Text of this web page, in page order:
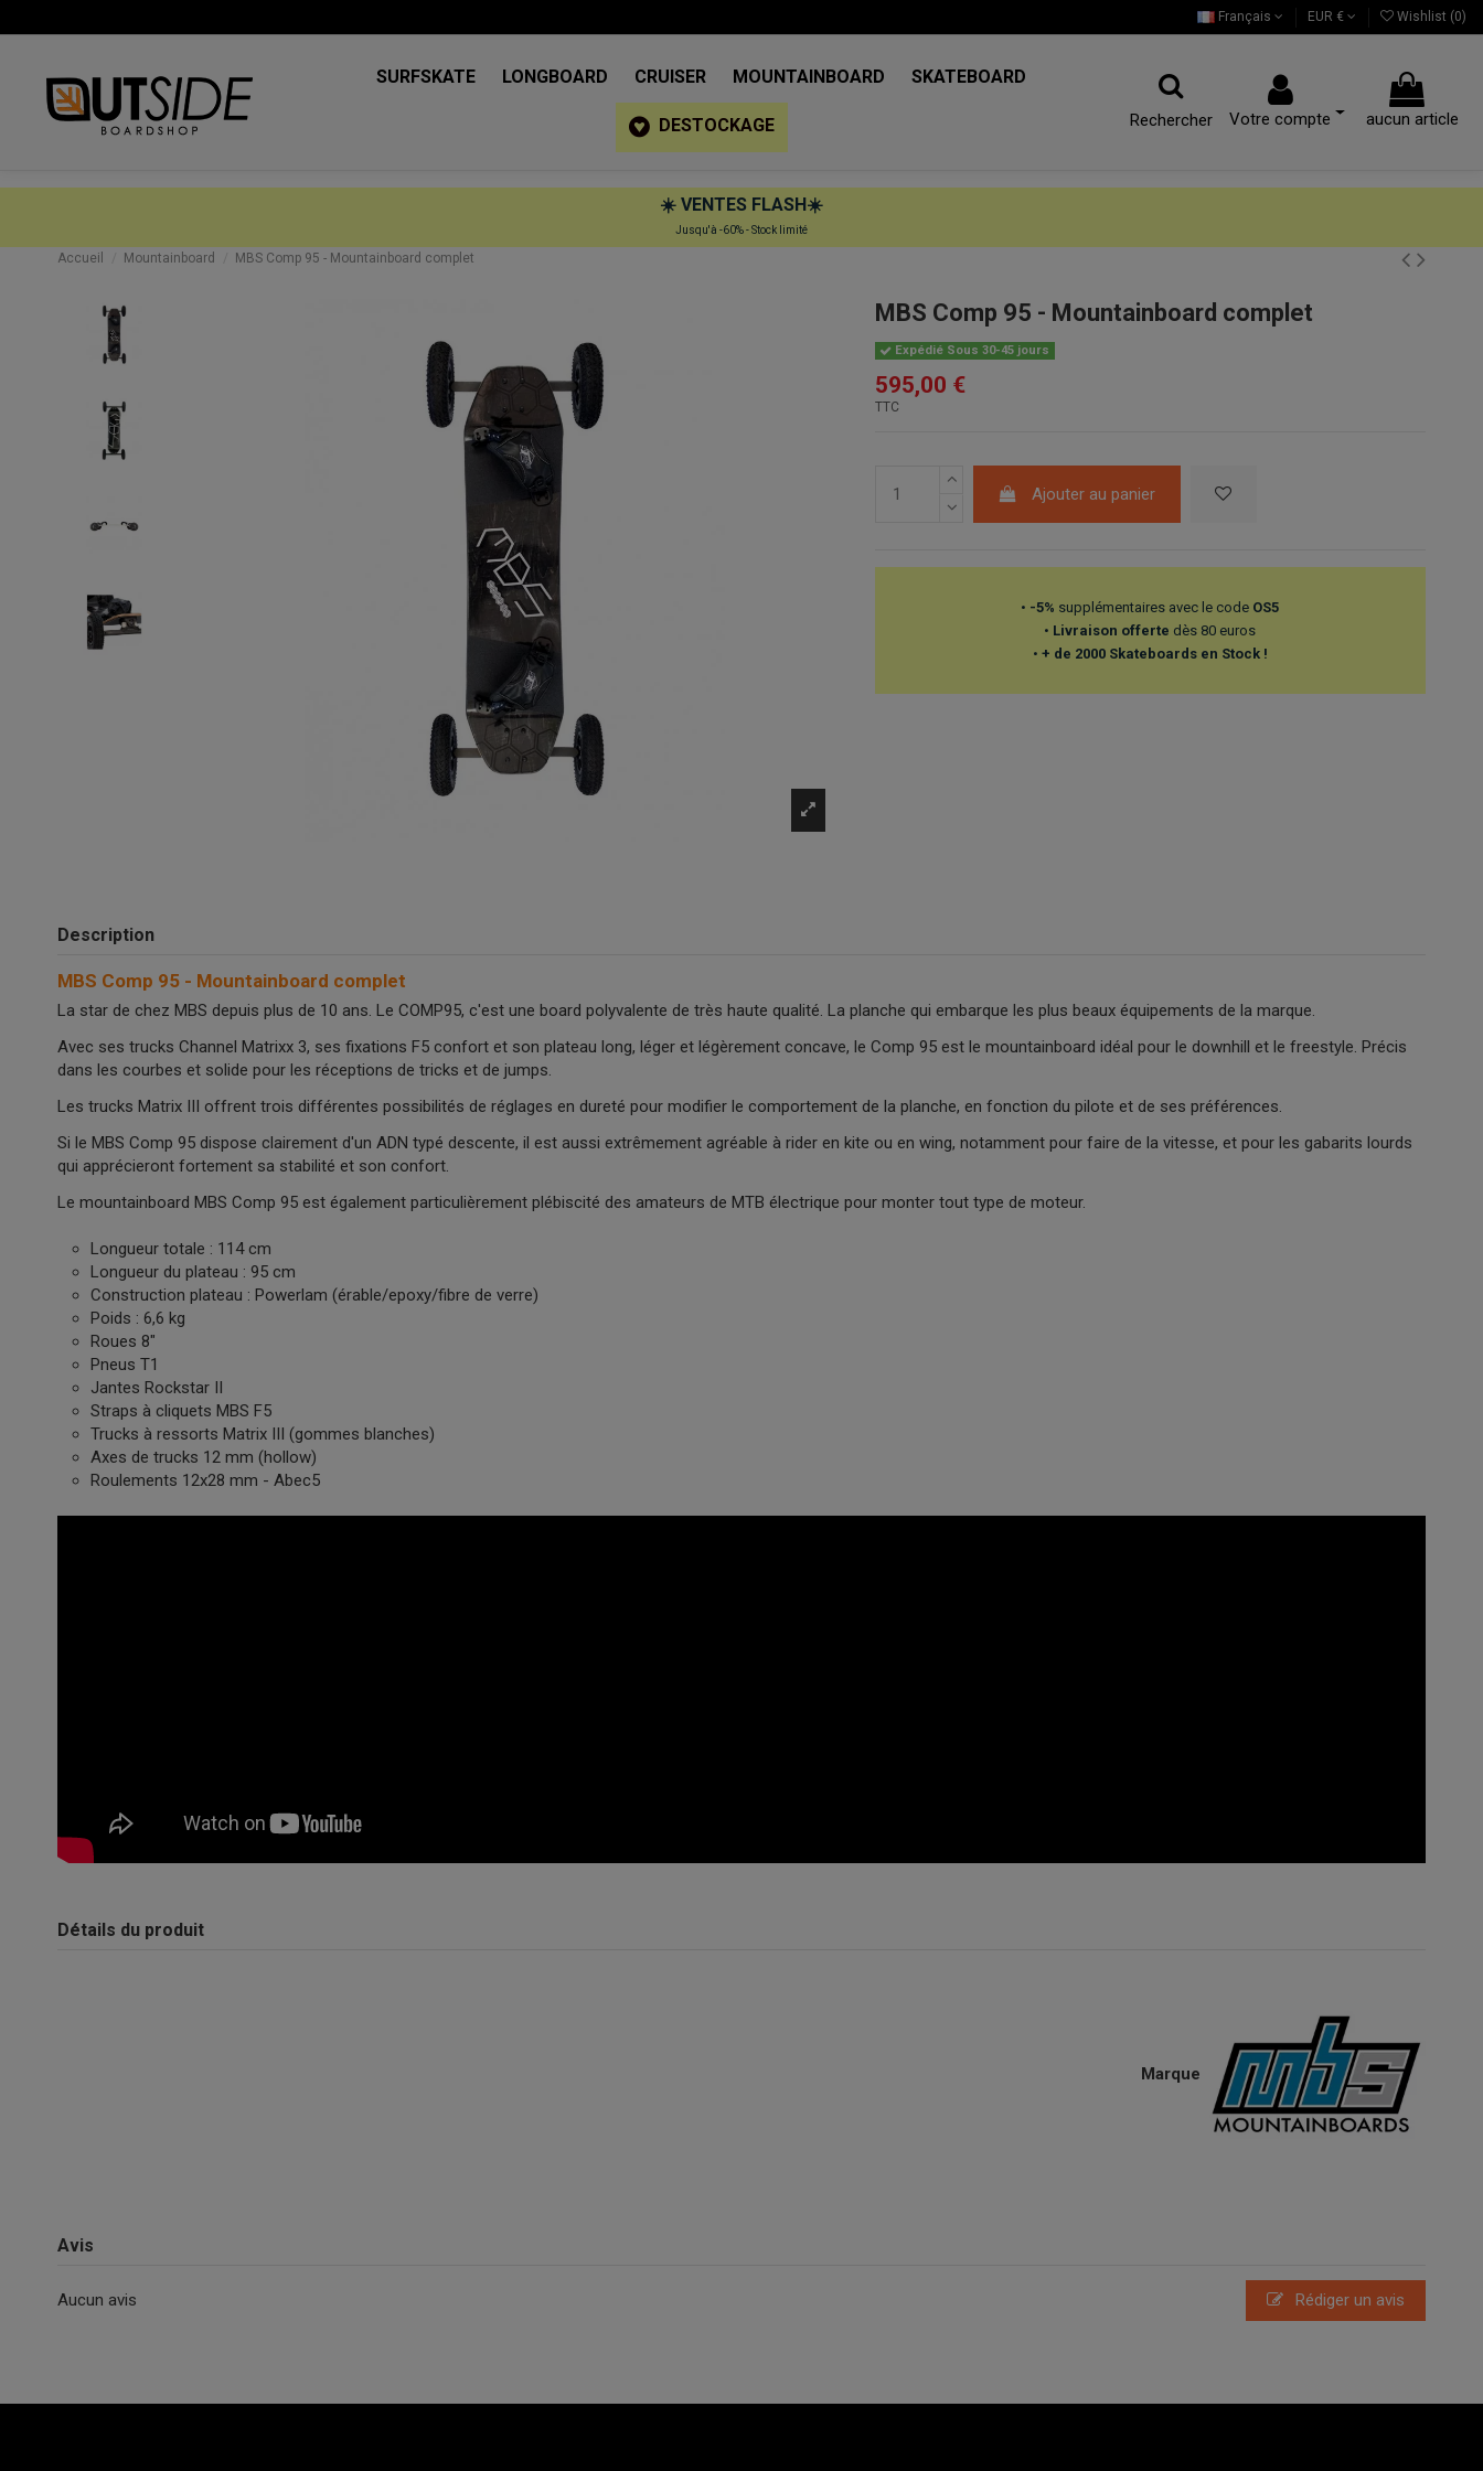
Français EUR € Wishlist (0)
SURFSKATE LONGBOARD CRUISER MOUNTAINBOARD SKATEBOARD
DESTOCKAGE Rechercher Votre compte aucun article
☀️ VENTES FLASH☀️
Jusqu'à -60% - Stock limité
Accueil Mountainboard MBS Comp 95 - Mountainboard complet
MBS Comp 95 - Mountainboard complet
Expédié Sous 30-45 jours
595,00 €
TTC
Ajouter au panier
• -5% supplémentaires avec le code OS5
• Livraison offerte dès 80 euros
• + de 2000 Skateboards en Stock !
Description
MBS Comp 95 - Mountainboard complet
La star de chez MBS depuis plus de 10 ans. Le COMP95, c'est une board polyvalente de très haute qualité. La planche qui embarque les plus beaux équipements de la marque.
Avec ses trucks Channel Matrixx 3, ses fixations F5 confort et son plateau long, léger et légèrement concave, le Comp 95 est le mountainboard idéal pour le downhill et le freestyle. Précis
dans les courbes et solide pour les réceptions de tricks et de jumps.
Les trucks Matrix III offrent trois différentes possibilités de réglages en dureté pour modifier le comportement de la planche, en fonction du pilote et de ses préférences.
Si le MBS Comp 95 dispose clairement d'un ADN typé descente, il est aussi extrêmement agréable à rider en kite ou en wing, notamment pour faire de la vitesse, et pour les gabarits lourds
qui apprécieront fortement sa stabilité et son confort.
Le mountainboard MBS Comp 95 est également particulièrement plébiscité des amateurs de MTB électrique pour monter tout type de moteur.
Longueur totale : 114 cm
Longueur du plateau : 95 cm
Construction plateau : Powerlam (érable/epoxy/fibre de verre)
Poids : 6,6 kg
Roues 8"
Pneus T1
Jantes Rockstar II
Straps à cliquets MBS F5
Trucks à ressorts Matrix III (gommes blanches)
Axes de trucks 12 mm (hollow)
Roulements 12x28 mm - Abec5
Détails du produit
Marque
Avis
Aucun avis Rédiger un avis